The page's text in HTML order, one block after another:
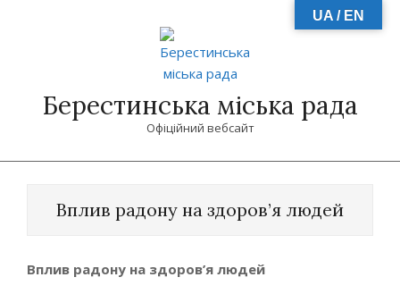
Берестинська міська рада
Офіційний вебсайт
Вплив радону на здоров’я людей
Вплив радону на здоров’я людей
UA / EN